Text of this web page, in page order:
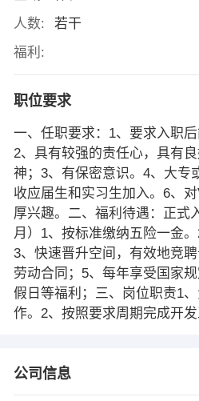
人数:
若干
福利:
职位要求
一、任职要求：1、要求入职后
2、具有较强的责任心，具有
神；3、有保密意识。4、大专
收应届生和实习生加入。6、
厚兴趣。二、福利待遇：正式
月）1、按标准缴纳五险一金
3、快速晋升空间，有效地竞
劳动合同；5、每年享受国家
假日等福利；三、岗位职责1
作。2、按照要求周期完成开发
公司信息